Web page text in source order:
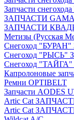
Запчасти
ЗАПЧАСТИ
ЗАПЧАСТИ
Метизы (Русская
Снегоход "БУРАН"
Снегоход "РЫСЬ"
Снегоход "ТАЙГА"
Капролоновые
Ремни OPTIBELT
Запчасти AODES
Artic Cat
Artic Cat